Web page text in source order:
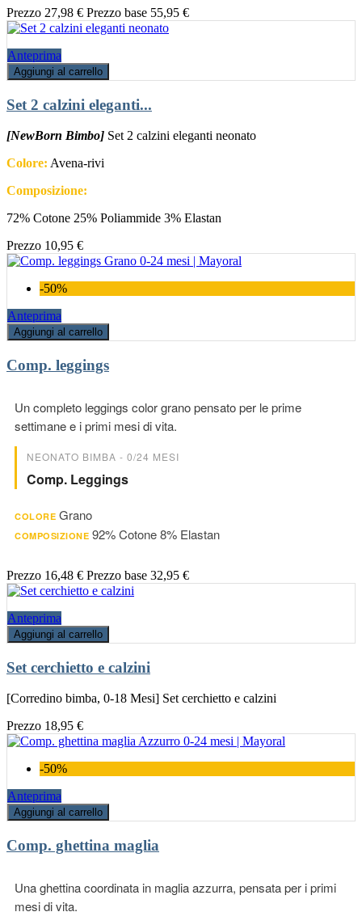
Prezzo 27,98 € Prezzo base 55,95 €
Anteprima
Aggiungi al carrello
Set 2 calzini eleganti...
[NewBorn Bimbo] Set 2 calzini eleganti neonato
Colore: Avena-rivi
Composizione:
72% Cotone 25% Poliammide 3% Elastan
Prezzo 10,95 €
-50%
Anteprima
Aggiungi al carrello
Comp. leggings
Un completo leggings color grano pensato per le prime
settimane e i primi mesi di vita.
NEONATO BIMBA - 0/24 MESI
Comp. Leggings
COLORE Grano
COMPOSIZIONE 92% Cotone 8% Elastan
Prezzo 16,48 € Prezzo base 32,95 €
Anteprima
Aggiungi al carrello
Set cerchietto e calzini
[Corredino bimba, 0-18 Mesi] Set cerchietto e calzini
Prezzo 18,95 €
-50%
Anteprima
Aggiungi al carrello
Comp. ghettina maglia
Una ghettina coordinata in maglia azzurra, pensata per i primi
mesi di vita.